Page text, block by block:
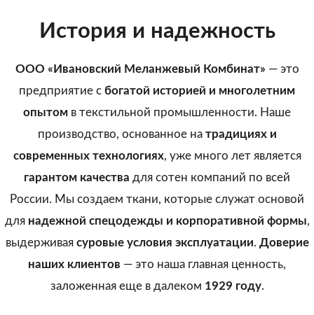
65% ПЭ 35% ХБ, 240 г/м². ВО, МВО, К-50, К-80, Щ-20
кольцевой способ прядения
отличные крепостные характеристики
разрывные основа >1600H, уток >1000H
Контакты:
+7 (996) 918-75-46
История и надежность
ООО «Ивановский Меланжевый Комбинат» — это
предприятие с богатой историей и многолетним
опытом в текстильной промышленности. Наше
производство, основанное на традициях и
современных технологиях, уже много лет является
гарантом качества для сотен компаний по всей
России. Мы создаем ткани, которые служат основой
для надежной спецодежды и корпоративной формы,
выдерживая суровые условия эксплуатации. Доверие
наших клиентов — это наша главная ценность,
заложенная еще в далеком 1929 году.